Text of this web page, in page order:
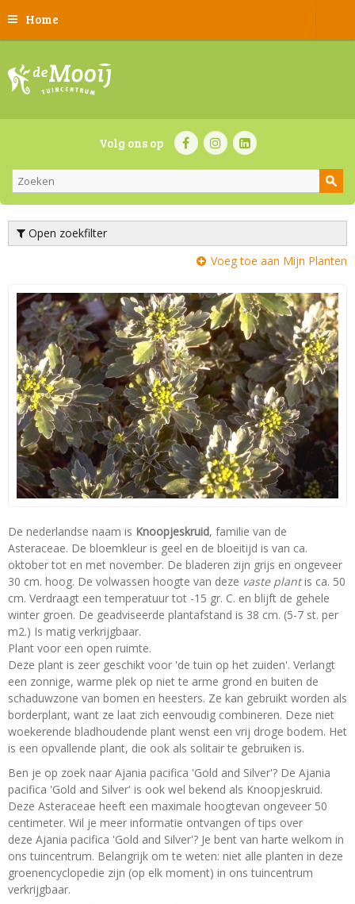
Home
Volg ons op
Open zoekfilter
Voeg toe aan Mijn Planten
De nederlandse naam is Knoopjeskruid, familie van de
Asteraceae. De bloemkleur is geel en de bloeitijd is van ca.
oktober tot en met november. De bladeren zijn grijs en ongeveer
30 cm. hoog. De volwassen hoogte van deze vaste plantis ca. 50
cm. Verdraagt een temperatuur tot -15 gr. C. en blijft de gehele
winter groen. De geadviseerde plantafstand is 38 cm. (5-7 st. per
m2.) Is matig verkrijgbaar.
Plant voor een open ruimte.
Deze plant is zeer geschikt voor 'de tuin op het zuiden'. Verlangt
een zonnige, warme plek op niet te arme grond en buiten de
schaduwzone van bomen en heesters. Ze kan gebruikt worden als
borderplant, want ze laat zich eenvoudig combineren. Deze niet
woekerende bladhoudende plant wenst een vrij droge bodem. Het
is een opvallende plant, die ook als solitair te gebruiken is.
Ben je op zoek naar Ajania pacifica 'Gold and Silver'? De Ajania
pacifica 'Gold and Silver' is ook wel bekend als Knoopjeskruid.
Deze Asteraceae heeft een maximale hoogtevan ongeveer 50
centimeter. Wil je meer informatie ontvangen of tips over
deze Ajania pacifica 'Gold and Silver'? Je bent van harte welkom in
ons tuincentrum. Belangrijk om te weten: niet alle planten in deze
groenencyclopedie zijn (op elk moment) in ons tuincentrum
verkrijgbaar.